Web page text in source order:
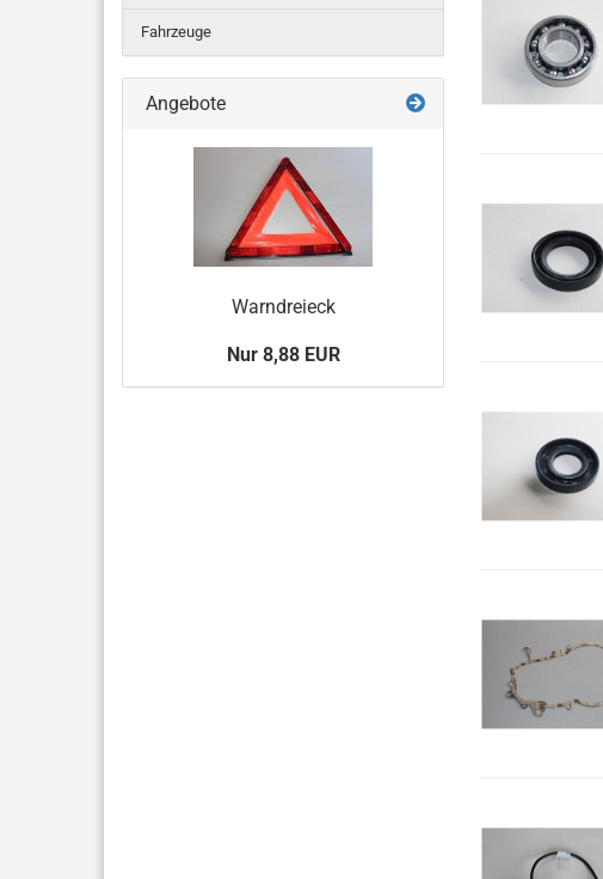
Fahrzeuge
Angebote
Warndreieck
Nur 8,88 EUR